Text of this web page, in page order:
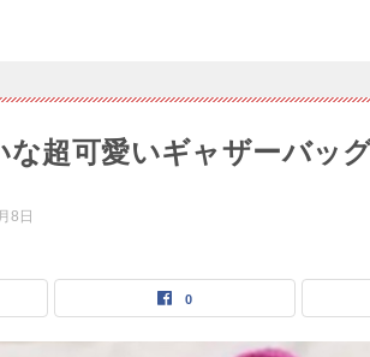
な超可愛いギャザーバッ
8日
0